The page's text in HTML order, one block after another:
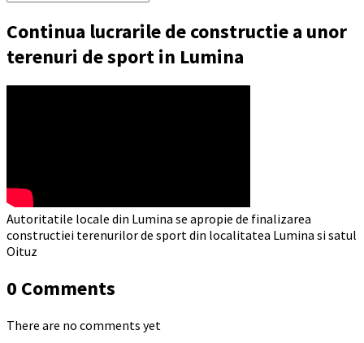
Continua lucrarile de constructie a unor
terenuri de sport in Lumina
Autoritatile locale din Lumina se apropie de finalizarea
constructiei terenurilor de sport din localitatea Lumina si satul
Oituz
0 Comments
There are no comments yet